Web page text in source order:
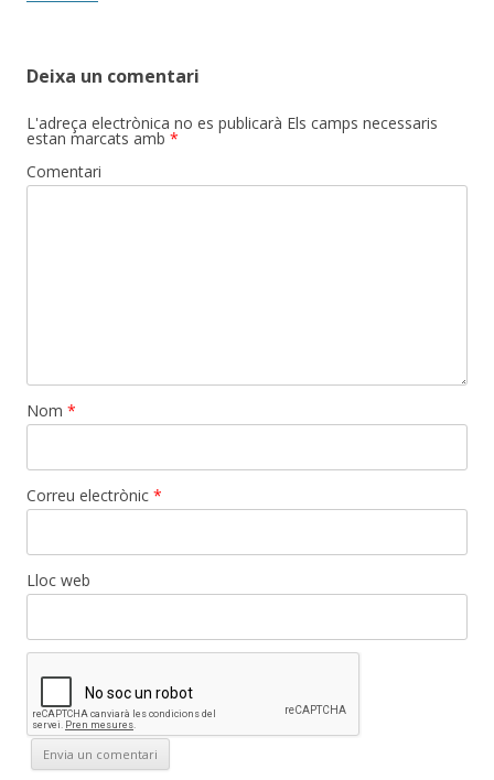
Deixa un comentari
L'adreça electrònica no es publicarà Els camps necessaris
estan marcats amb *
Comentari
Nom *
Correu electrònic *
Lloc web